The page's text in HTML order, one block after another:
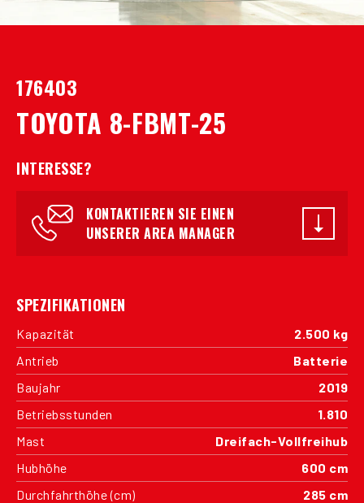
176403
TOYOTA 8-FBMT-25
INTERESSE?
KONTAKTIEREN SIE EINEN
UNSERER AREA MANAGER
SPEZIFIKATIONEN
Kapazität
2.500 kg
Antrieb
Batterie
Baujahr
2019
Betriebsstunden
1.810
Mast
Dreifach-Vollfreihub
Hubhöhe
600 cm
Durchfahrthöhe (cm)
285 cm